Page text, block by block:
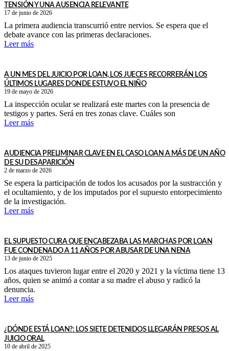
TENSIÓN Y UNA AUSENCIA RELEVANTE
17 de junio de 2026
La primera audiencia transcurrió entre nervios. Se espera que el
debate avance con las primeras declaraciones.
Leer más
A UN MES DEL JUICIO POR LOAN, LOS JUECES RECORRERÁN LOS
ÚLTIMOS LUGARES DONDE ESTUVO EL NIÑO
19 de mayo de 2026
La inspección ocular se realizará este martes con la presencia de
testigos y partes. Será en tres zonas clave. Cuáles son
Leer más
AUDIENCIA PRELIMINAR CLAVE EN EL CASO LOAN A MÁS DE UN AÑO
DE SU DESAPARICIÓN
2 de marzo de 2026
Se espera la participación de todos los acusados por la sustracción y
el ocultamiento, y de los imputados por el supuesto entorpecimiento
de la investigación.
Leer más
EL SUPUESTO CURA QUE ENCABEZABA LAS MARCHAS POR LOAN
FUE CONDENADO A 11 AÑOS POR ABUSAR DE UNA NENA
13 de junio de 2025
Los ataques tuvieron lugar entre el 2020 y 2021 y la víctima tiene 13
años, quien se animó a contar a su madre el abuso y radicó la
denuncia.
Leer más
¿DÓNDE ESTÁ LOAN?: LOS SIETE DETENIDOS LLEGARÁN PRESOS AL
JUICIO ORAL
10 de abril de 2025